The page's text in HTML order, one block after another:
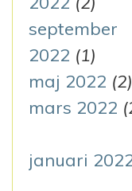
september
2022 (1)
maj 2022 (2)
mars 2022
januari